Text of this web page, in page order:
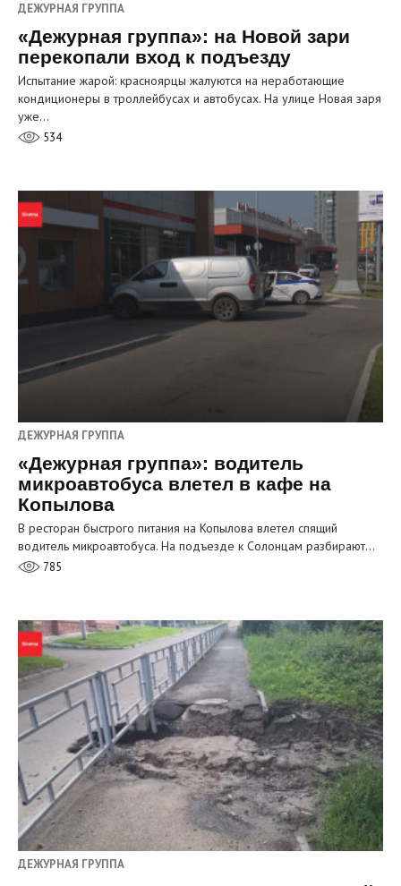
ДЕЖУРНАЯ ГРУППА
«Дежурная группа»: на Новой зари
перекопали вход к подъезду
Испытание жарой: красноярцы жалуются на неработающие
кондиционеры в троллейбусах и автобусах. На улице Новая заря
уже…
534
ДЕЖУРНАЯ ГРУППА
«Дежурная группа»: водитель
микроавтобуса влетел в кафе на
Копылова
В ресторан быстрого питания на Копылова влетел спящий
водитель микроавтобуса. На подъезде к Солонцам разбирают…
785
ДЕЖУРНАЯ ГРУППА